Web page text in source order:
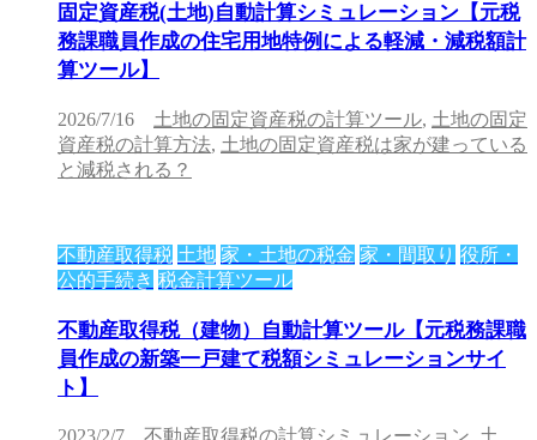
固定資産税(土地)自動計算シミュレーション【元税
務課職員作成の住宅用地特例による軽減・減税額計
算ツール】
2026/7/16 土地の固定資産税の計算ツール, 土地の固定
資産税の計算方法, 土地の固定資産税は家が建っている
と減税される？
不動産取得税 土地 家・土地の税金 家・間取り 役所・
公的手続き 税金計算ツール
不動産取得税（建物）自動計算ツール【元税務課職
員作成の新築一戸建て税額シミュレーションサイ
ト】